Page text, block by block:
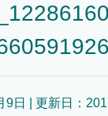
9日 | 更新日：